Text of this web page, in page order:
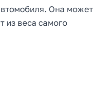
Она может
из веса самого